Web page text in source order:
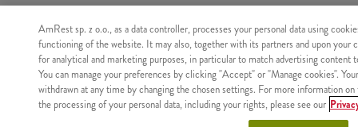
Regulamin i polityka prywatności
Manage Cookies
AmRest sp. z o.o., as a data controller, processes your personal data using
functioning of the website. It may also, together with its partners and upon your
for analytical and marketing purposes, in particular to match advertising content
You can manage your preferences by clicking "Accept" or "Manage cookies".
withdrawn at any time by changing the chosen settings. For more information
the processing of your personal data, including your rights, please see our